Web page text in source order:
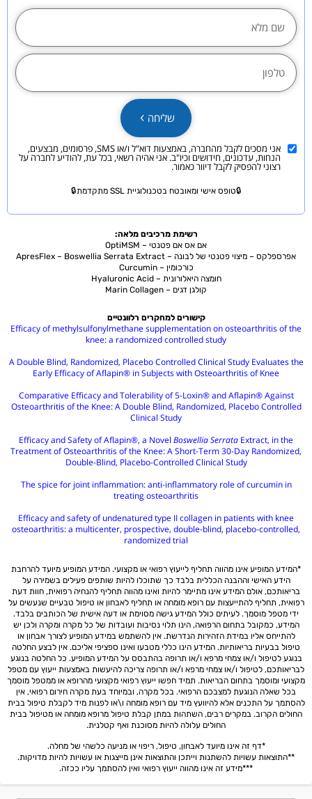
אני מסכים לקבל מהחברה, באמצעות דוא"ל ו/או SMS, פרסומים, מבצעים,
הנחות, עדכונים, חידושים וכיו"ב. אני אהיה רשאי, בכל עת, להודיע לחברה על
רצוני להפסיק לקבל דיוור כאמור.
שליחה
🔒טופס אישי ומאובטח בטכנולוגיית SSL מתקדמת🔒
רשימת מרכיבים מלאה:
אם אס אם פטנטי – OptiMSM
אפרספלקס – מיצוי פטנטי של לבונה – ApresFlex – Boswellia Serrata Extract
כורכומין – Curcumin
חומצה היאלורונית – Hyaluronic Acid
קולגן דגים – Marin Collagen
קישורים למחקרים רלוונטיים
Efficacy of methylsulfonylmethane supplementation on osteoarthritis of the
knee: a randomized controlled study
A Double Blind, Randomized, Placebo Controlled Clinical Study Evaluates the
Early Efficacy of Aflapin® in Subjects with Osteoarthritis of Knee
Comparative Efficacy and Tolerability of 5-Loxin® and Aflapin® Against
Osteoarthritis of the Knee: A Double Blind, Randomized, Placebo Controlled
Clinical Study
Efficacy and Safety of Aflapin®, a Novel Boswellia Serrata Extract, in the
Treatment of Osteoarthritis of the Knee: A Short-Term 30-Day Randomized,
Double-Blind, Placebo-Controlled Clinical Study
The spice for joint inflammation: anti-inflammatory role of curcumin in
treating osteoarthritis
Efficacy and safety of undenatured type II collagen in patients with knee
osteoarthritis: a multicenter, prospective, double-blind, placebo-controlled,
randomized trial
*המידע המופיע אינו מהווה תחליף לייעוץ רפואי או מקצועי. המידע המופיע מיועד להרחבת
הידע האישי וההבנה הכללית בלבד כך שתוכלו להיות שותפים פעילים בשמירה על
בריאותכם, אולם המידע אינו מתיימר להיות ואינו מהווה תחליף להנחיה רפואית, חוות דעת
רפואית, תחליף להתייעצות עם רופא מומחה או תחליף לאבחון או טיפול טבעיים שנעשים על
ידי מטפל מוסמך. לעיתים כולל המידע גישה מסוימת או דעה אישית של הכותבים בלבד.
המידע, כמקובל בתחום הרפואה, הינו תלוי נסיבות ועובדות של כל מקרה ומקרה ולכן יש
להתייחס אליו במידת הזהירות הנדרשת. אין להשתמש במידע המופיע לצורך אבחון או
טיפול בבעיות בריאותיות. המידע הינו כללי מטבעו ואינו ספציפי אליכם. אין לבצע החלטה
בנוגע לטיפול ו/או צמחי מרפא ו/או תרופה בהתבסס על המידע המופיע. כל החלטה בנוגע
לבריאותכם, לטיפול ו/או צמחי מרפא ו/או תרופה צריכה להיעשות באמצעות ייעוץ עם מטפל
מקצועי ומוסמך בתחום הבריאות. תמיד חפשו ייעוץ רפואי מקצועי מהרופא או ממטפל מוסמך
בכל שאלה הנוגעת למצבכם הרפואי. בכל מקרה, ובמיוחד בעת מקרה חירום רפואי, אין
להסתמך על התכנים אלא להיוועץ מיד עם רופא מומחה ו\או לפנות מיד לקבלת טיפול בבית
החולים הקרוב. במקרים רבים, השתהות במתן קבלת טיפול מרופא מומחה או מטיפול בבית
החולים עלולה להיות מסוכנת ואף קטלנית.
*דף זה אינו מיועד לאבחון, טיפול, ריפוי או מניעה כלשהי של מחלה.
**התוצאות עשויות להשתנות וייתכן והתוצאות אינן מייצגות או עשויות להיות מדויקות.
***מידע זה אינו מהווה ייעוץ רפואי ואין להסתמך עליו ככזה.